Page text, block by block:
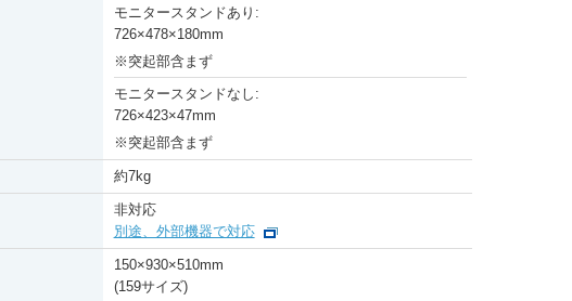
モニタースタンドあり:
726×478×180mm
※ 突起部含まず
モニタースタンドなし:
726×423×47mm
※ 突起部含まず
約7kg
非対応
別途、外部機器で対応
150×930×510mm
(159サイズ)